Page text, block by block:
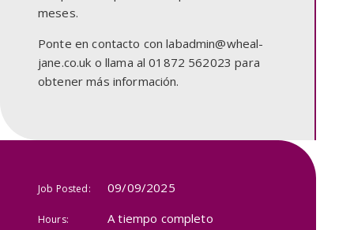
meses.
Ponte en contacto con labadmin@wheal-
jane.co.uk o llama al 01872 562023 para
obtener más información.
Job Posted: 09/09/2025
Hours: A tiempo completo